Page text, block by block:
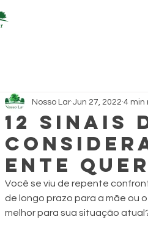
12 sinais
ente
Nosso Lar Jun 27, 2022 4 min
Você se viu de repente
de longo prazo para a mãe ou
melhor para sua situação